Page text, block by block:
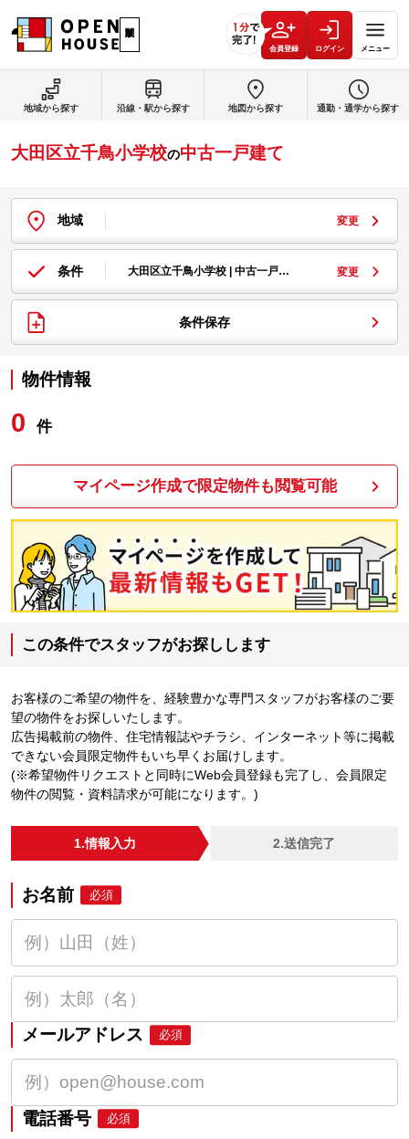
会員登録 ログイン メニュー
大田区立千鳥小学校の中古一戸建て
地域 変更
条件 大田区立千鳥小学校 | 中古一戸… 変更
条件保存
物件情報
0 件
マイページ作成で限定物件も閲覧可能
この条件でスタッフがお探しします
お客様のご希望の物件を、経験豊かな専門スタッフがお客様のご要
望の物件をお探しいたします。
広告掲載前の物件、住宅情報誌やチラシ、インターネット等に掲載
できない会員限定物件もいち早くお届けします。
(※希望物件リクエストと同時にWeb会員登録も完了し、会員限定
物件の閲覧・資料請求が可能になります。)
1.情報入力 2.送信完了
お名前 必須
メールアドレス 必須
電話番号 必須
地域から探す 沿線・駅から探す 地図から探す 通勤・通学から探す